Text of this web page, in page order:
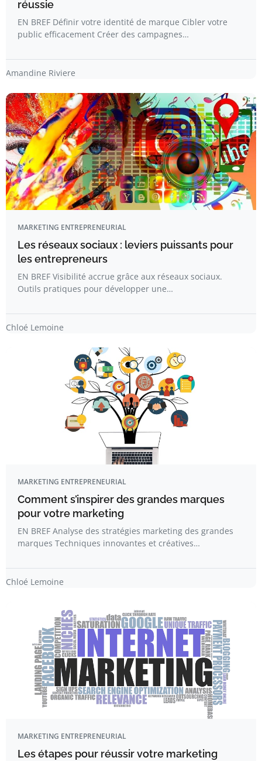
réussie
EN BREF Définir votre identité de marque Cibler votre
public efficacement Créer des campagnes…
Amandine Riviere
MARKETING ENTREPRENEURIAL
Les réseaux sociaux : leviers puissants pour
les entrepreneurs
EN BREF Visibilité accrue grâce aux réseaux sociaux.
Outils pratiques pour développer une…
Chloé Lemoine
MARKETING ENTREPRENEURIAL
Comment s’inspirer des grandes marques
pour votre marketing
EN BREF Analyse des stratégies marketing des grandes
marques Techniques innovantes et créatives…
Chloé Lemoine
MARKETING ENTREPRENEURIAL
Les étapes pour réussir votre marketing